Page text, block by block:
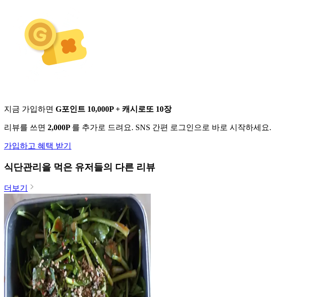
지금 가입하면 G포인트 10,000P + 캐시로또 10장
리뷰를 쓰면 2,000P 를 추가로 드려요. SNS 간편 로그인으로 바로 시작하세요.
가입하고 혜택 받기
식단관리 을 먹은 유저들의 다른 리뷰
더보기